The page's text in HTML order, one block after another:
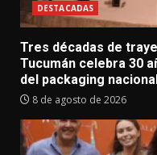
DESTACADAS
Tres décadas de
Tucumán celebra 30
del packaging
8 de agosto de 2026